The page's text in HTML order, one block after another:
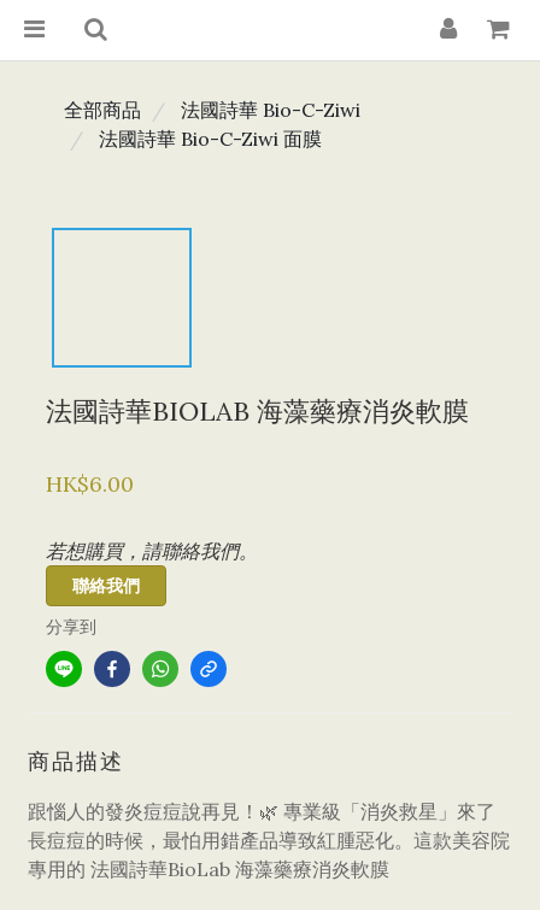
全部商品
法國詩華 Bio-C-Ziwi
法國詩華 Bio-C-Ziwi 面膜
法國詩華BIOLAB 海藻藥療消炎軟膜
HK$6.00
若想購買，請聯絡我們。
聯絡我們
分享到
商品描述
跟惱人的發炎痘痘說再見！🌿 專業級「消炎救星」來了
​長痘痘的時候，最怕用錯產品導致紅腫惡化。這款美容院
專用的 法國詩華BioLab 海藻藥療消炎軟膜